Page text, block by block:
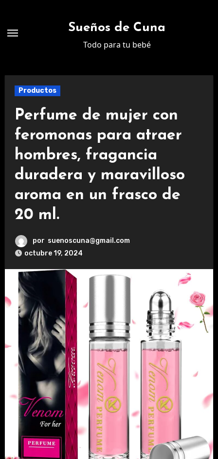
contenido
Sueños de Cuna
Todo para tu bebé
Productos
Perfume de mujer con
feromonas para atraer
hombres, fragancia
duradera y maravilloso
aroma en un frasco de
20 ml.
por suenoscuna@gmail.com
octubre 19, 2024